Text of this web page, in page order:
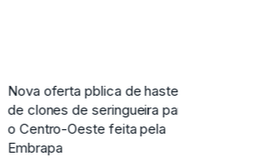
Nova oferta pblica de hastes
de clones de seringueira para
o Centro-Oeste feita pela
Embrapa